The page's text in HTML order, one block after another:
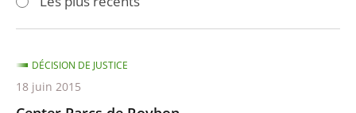
après
avantDÉCISION DE JUSTICE
18 juin 2015